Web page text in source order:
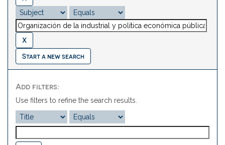
Start a new search
Add filters:
Use filters to refine the search results.